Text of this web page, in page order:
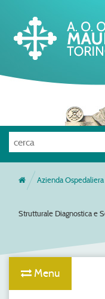
Azienda Ospedaliera
Strutturale Diagnostica e
Menu